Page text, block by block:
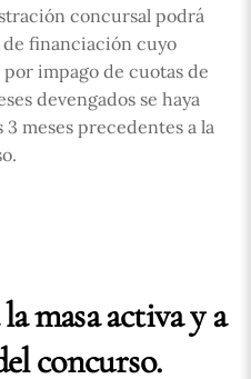
concursal podrá
financiación cuyo
impago de cuotas de
devengados se haya
meses precedentes a la
masa activa y a
concurso.